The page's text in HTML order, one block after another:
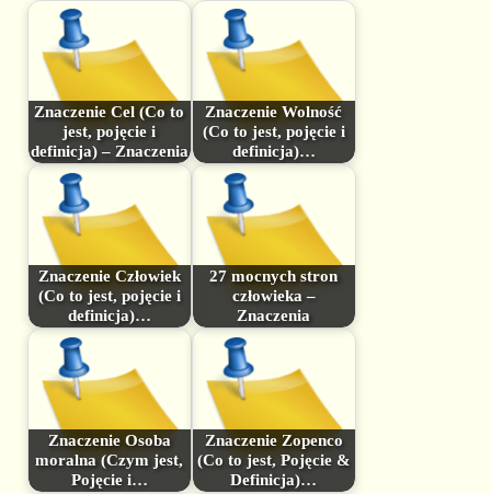
Znaczenie Cel (Co to
jest, pojęcie i
definicja) – Znaczenia
Znaczenie Wolność
(Co to jest, pojęcie i
definicja)…
Znaczenie Człowiek
(Co to jest, pojęcie i
definicja)…
27 mocnych stron
człowieka –
Znaczenia
Znaczenie Osoba
moralna (Czym jest,
Pojęcie i…
Znaczenie Zopenco
(Co to jest, Pojęcie &
Definicja)…